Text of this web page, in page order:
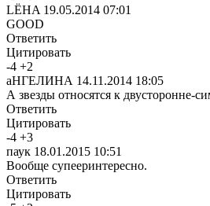
LЁHA 19.05.2014 07:01
GOOD
Ответить
Цитировать
-4 +2
аНГЕЛИНА 14.11.2014 18:05
А звезды относятся к двусторонне-
Ответить
Цитировать
-4 +3
паук 18.01.2015 10:51
Вообще супееринтересно.
Ответить
Цитировать